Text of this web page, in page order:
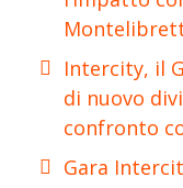
Intercity, il
di nuovo
confronto
Gara